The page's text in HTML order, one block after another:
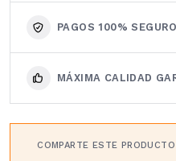
PAGOS 100%
MÁXIMA CALIDAD
COMPARTE ESTE